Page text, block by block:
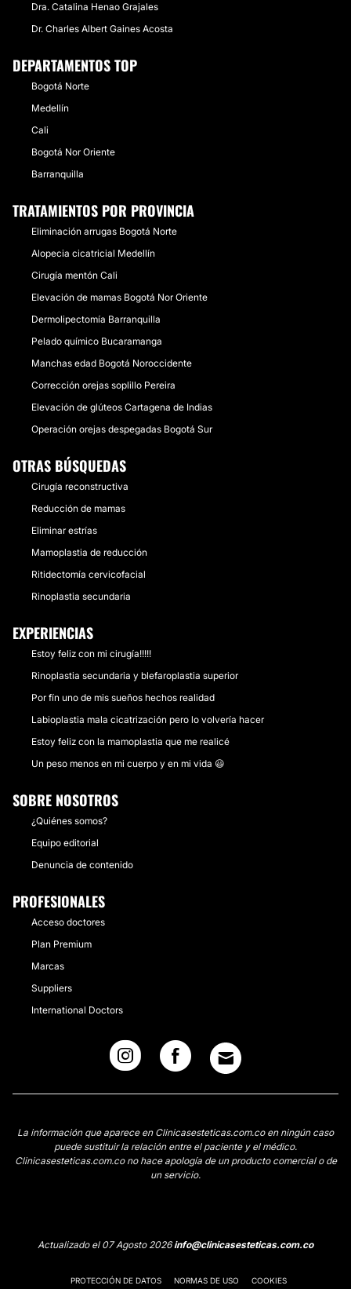
Dra. Catalina Henao Grajales
Dr. Charles Albert Gaines Acosta
DEPARTAMENTOS TOP
Bogotá Norte
Medellín
Cali
Bogotá Nor Oriente
Barranquilla
TRATAMIENTOS POR PROVINCIA
Eliminación arrugas Bogotá Norte
Alopecia cicatricial Medellín
Cirugía mentón Cali
Elevación de mamas Bogotá Nor Oriente
Dermolipectomía Barranquilla
Pelado químico Bucaramanga
Manchas edad Bogotá Noroccidente
Corrección orejas soplillo Pereira
Elevación de glúteos Cartagena de Indias
Operación orejas despegadas Bogotá Sur
OTRAS BÚSQUEDAS
Cirugía reconstructiva
Reducción de mamas
Eliminar estrías
Mamoplastia de reducción
Ritidectomía cervicofacial
Rinoplastia secundaria
EXPERIENCIAS
Estoy feliz con mi cirugía!!!!!
Rinoplastia secundaria y blefaroplastia superior
Por fín uno de mis sueños hechos realidad
Labioplastia mala cicatrización pero lo volvería hacer
Estoy feliz con la mamoplastia que me realicé
Un peso menos en mi cuerpo y en mi vida 😃
SOBRE NOSOTROS
¿Quiénes somos?
Equipo editorial
Denuncia de contenido
PROFESIONALES
Acceso doctores
Plan Premium
Marcas
Suppliers
International Doctors
La información que aparece en Clinicasesteticas.com.co en ningún caso
puede sustituir la relación entre el paciente y el médico.
Clinicasesteticas.com.co no hace apología de un producto comercial o de
un servicio.
Actualizado el 07 Agosto 2026info@clinicasesteticas.com.co
PROTECCIÓN DE DATOS NORMAS DE USO COOKIES